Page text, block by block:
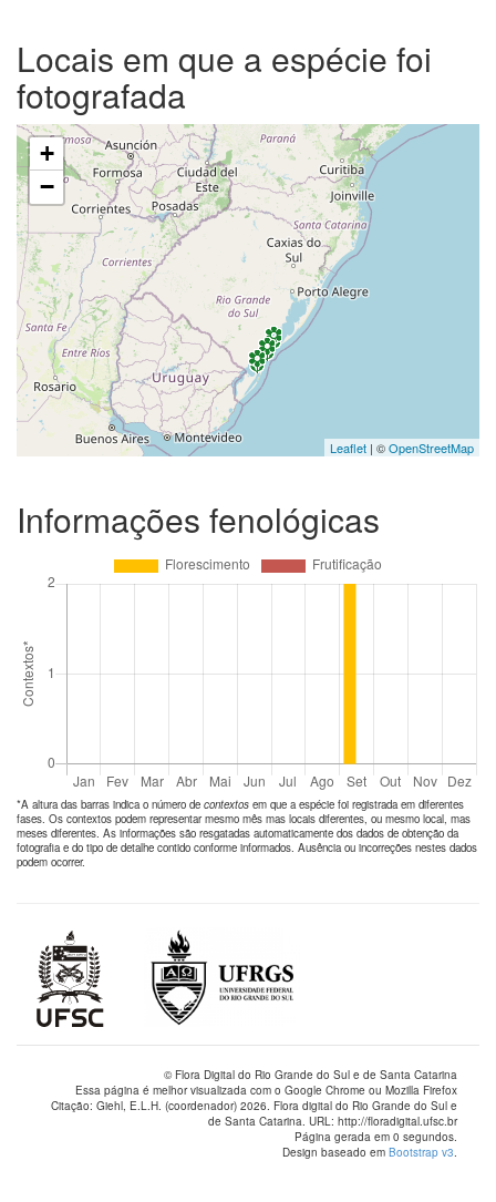
Locais em que a espécie foi
fotografada
+
−
Leaflet | ©OpenStreetMap
Informações fenológicas
*A altura das barras indica o número de contextos em que a espécie foi registrada em diferentes
fases. Os contextos podem representar mesmo mês mas locais diferentes, ou mesmo local, mas
meses diferentes. As informações são resgatadas automaticamente dos dados de obtenção da
fotografia e do tipo de detalhe contido conforme informados. Ausência ou incorreções nestes dados
podem ocorrer.
© Flora Digital do Rio Grande do Sul e de Santa Catarina
Essa página é melhor visualizada com o Google Chrome ou Mozilla Firefox
Citação: Giehl, E.L.H. (coordenador) 2026. Flora digital do Rio Grande do Sul e
de Santa Catarina. URL: http://floradigital.ufsc.br
Página gerada em 0 segundos.
Design baseado em Bootstrap v3.